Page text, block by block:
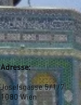
Adresse:
Josefsgasse 5/1/7
1080 Wien